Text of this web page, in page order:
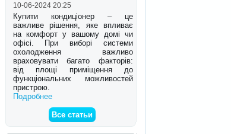
10-06-2024 20:25
Купити кондиціонер – це
важливе рішення, яке впливає
на комфорт у вашому домі чи
офісі. При виборі системи
охолодження важливо
враховувати багато факторів:
від площі приміщення до
функціональних можливостей
пристрою.
Подробнее
Все статьи